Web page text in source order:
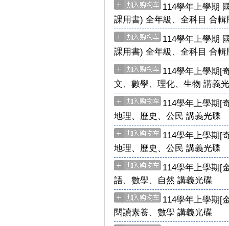
114學年上學期
課用書) 全年級、全科目 合輯
114學年上學期
課用書) 全年級、全科目 合輯
114學年上學期[
文、數學、理化、生物 講義
114學年上學期[
地理、歷史、公民 講義光碟
114學年上學期[
地理、歷史、公民 講義光碟
114學年上學期[
語、數學、自然 講義光碟
114學年上學期[
閱讀素養、數學 講義光碟